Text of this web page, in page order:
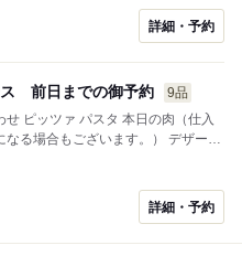
詳細・予約
前日までの御予約
9品
（仕入
場合もございます。） デザート
ところのスタンダードラインナップ
ルギー 好き嫌い等 をご予算
承りますのでご連絡お待ちしており
詳細・予約